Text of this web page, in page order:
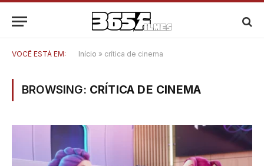
VOCÊ ESTÁ EM: Início » crítica de cinema
BROWSING: CRÍTICA DE CINEMA